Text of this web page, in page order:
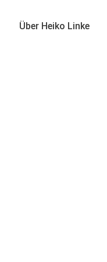
Über Heiko Linke